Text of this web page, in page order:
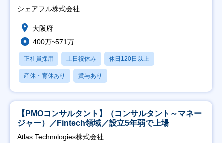
シェアフル株式会社
大阪府
400万~571万
正社員採用 土日祝休み 休日120日以上
産休・育休あり 賞与あり
【PMOコンサルタント】（コンサルタント～マネー
ジャー）／Fintech領域／設立5年弱で上場
Atlas Technologies株式会社